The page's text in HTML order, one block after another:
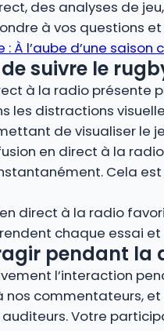
des analyses de
à vos questions
: À l’aube d’une
suivre le
à la radio présente
les distractions
de visualiser le
en direct à la
Cela
direct à la radio
chaque essai
pendant la
l’interaction
nos commentateurs,
Votre